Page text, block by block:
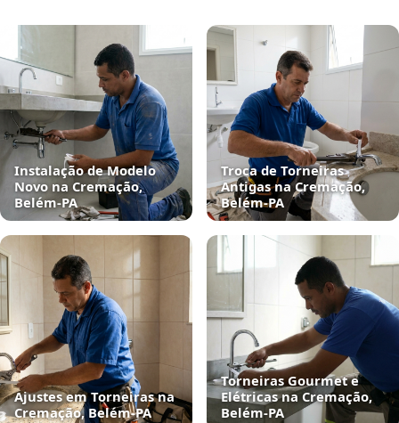
Instalação de Modelo
Novo na Cremação,
Belém‑PA
Troca de Torneiras
Antigas na Cremação,
Belém‑PA
Ajustes em Torneiras na
Cremação, Belém‑PA
Torneiras Gourmet e
Elétricas na Cremação,
Belém‑PA